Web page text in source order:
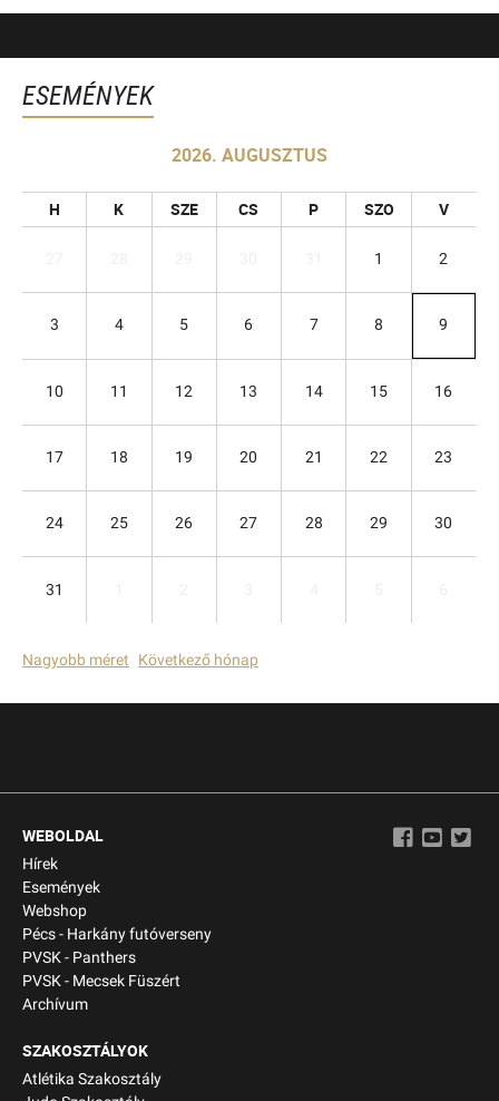
ESEMÉNYEK
2026. AUGUSZTUS
H K SZE CS P SZO V
1 2
3 4 5 6 7 8 9
10 11 12 13 14 15 16
17 18 19 20 21 22 23
24 25 26 27 28 29 30
31
Nagyobb méret Következő hónap
WEBOLDAL
Hírek
Események
Webshop
Pécs - Harkány futóverseny
PVSK - Panthers
PVSK - Mecsek Füszért
Archívum
SZAKOSZTÁLYOK
Atlétika Szakosztály